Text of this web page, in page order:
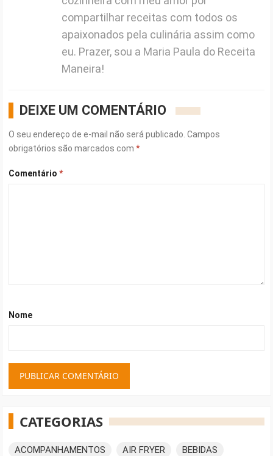
compartilhar receitas com todos os
apaixonados pela culinária assim como
eu. Prazer, sou a Maria Paula do Receita
Maneira!
DEIXE UM COMENTÁRIO
O seu endereço de e-mail não será publicado. Campos
obrigatórios são marcados com*
Comentário*
Nome
CATEGORIAS
ACOMPANHAMENTOS AIR FRYER BEBIDAS